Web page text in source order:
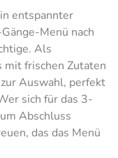
entspannter
Menü nach
Als
frischen Zutaten
Auswahl, perfekt
sich für das 3-
Abschluss
das das Menü